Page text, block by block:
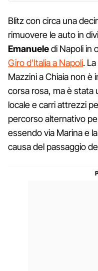
Blitz con circa una
rimuovere le auto in
Emanueledi Napoli in
Giro d'Italia a Napoli.
Mazzini a Chiaia non
corsa rosa, ma è stata
locale e carri attrezzi
percorso alternativo
essendo via Marina e
causa del passaggio